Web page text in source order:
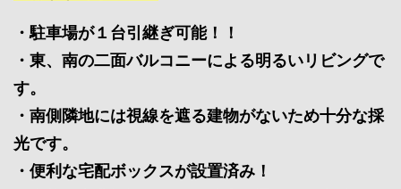
・駐車場が１台引継ぎ可能！！
・東、南の二面バルコニーによる明るいリビングで
す。
・南側隣地には視線を遮る建物がないため十分な採
光です。
・便利な宅配ボックスが設置済み ！